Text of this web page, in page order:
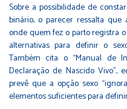
Sobre a possibilidade de
binário, o parecer ressalta que
onde quem fez o parto registra
alternativas para definir o
Também cita o “Manual de
Declaração de Nascido Vivo”,
prevê que a opção sexo
elementos suficientes para